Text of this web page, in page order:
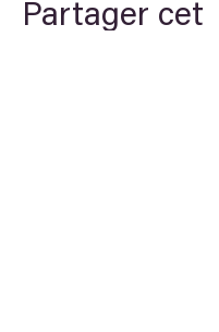
Partager cet